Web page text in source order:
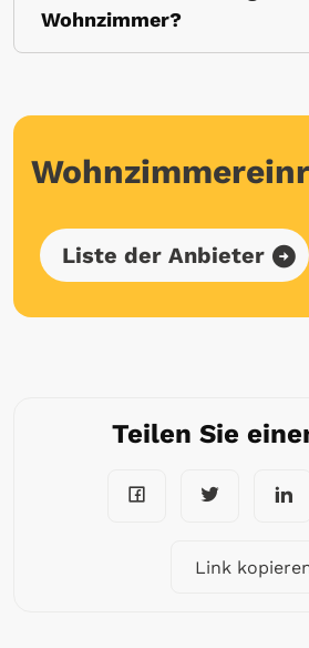
Wohnzimmer?
Liste der Anbieter
Teilen Sie
Link